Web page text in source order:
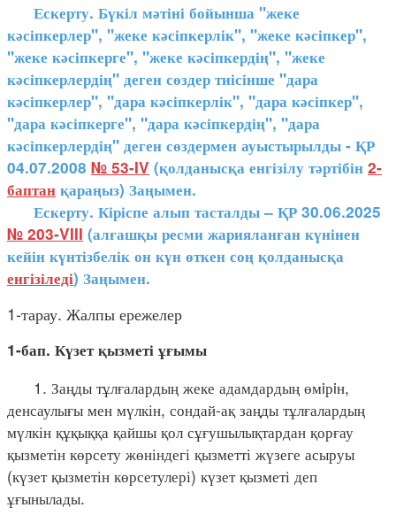
Ескерту. Бүкіл мәтіні бойынша "жеке
кәсіпкерлер", "жеке кәсіпкерлік", "жеке кәсіпкер",
"жеке кәсіпкерге", "жеке кәсіпкердің", "жеке
кәсіпкерлердің" деген сөздер тиісінше "дара
кәсіпкерлер", "дара кәсіпкерлік", "дара кәсіпкер",
"дара кәсіпкерге", "дара кәсіпкердің", "дара
кәсіпкерлердің" деген сөздермен ауыстырылды - ҚР
04.07.2008 № 53-IV (қолданысқа енгізілу тәртібін 2-
баптан қараңыз) Заңымен.
Ескерту. Кіріспе алып тасталды – ҚР 30.06.2025
№ 203-VIII (алғашқы ресми жарияланған күнінен
кейін күнтізбелік он күн өткен соң қолданысқа
енгізіледі) Заңымен.
1-тарау. Жалпы ережелер
1-бап. Күзет қызметі ұғымы
1. Заңды тұлғалардың жеке адамдардың өмiрiн,
денсаулығы мен мүлкін, сондай-ақ заңды тұлғалардың
мүлкін құқыққа қайшы қол сұғушылықтардан қорғау
қызметін көрсету жөніндегі қызметті жүзеге асыруы
(күзет қызметін көрсетулері) күзет қызметі деп
ұғынылады.